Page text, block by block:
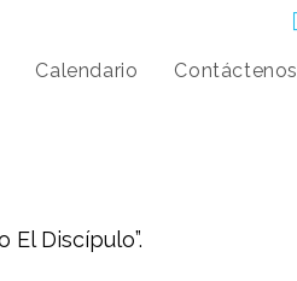
Calendario Contáctenos